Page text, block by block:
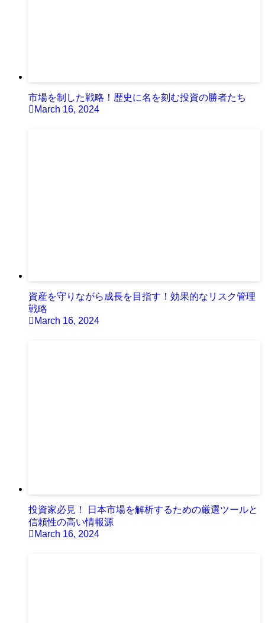
市場を制した戦略！歴史に名を刻む投資の勝者たち
March 16, 2024
資産を守りながら成長を目指す！効果的なリスク管理
戦略
March 16, 2024
投資家必見！ 日本市場を解析するための厳選ツールと
信頼性の高い情報源
March 16, 2024